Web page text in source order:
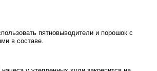
пятновыводители и порошок с
в составе.